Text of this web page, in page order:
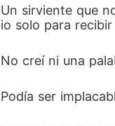
Un sirviente que
io solo para
No creí ni una
Podía ser